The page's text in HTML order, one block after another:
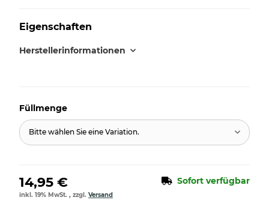
Eigenschaften
Herstellerinformationen
Füllmenge
Bitte wählen Sie eine Variation.
14,95 € Sofort verfügbar
inkl. 19% MwSt. , zzgl. Versand